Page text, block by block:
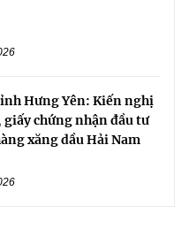
Hưng Yên: Kiến nghị
chứng nhận đầu tư
xăng dầu Hải Nam